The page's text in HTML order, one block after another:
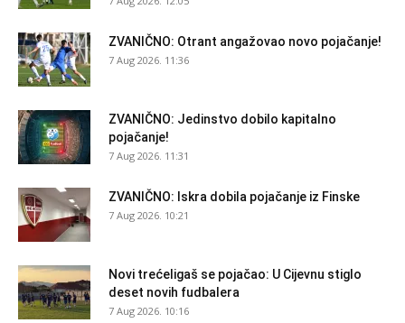
ZVANIČNO: Otrant angažovao novo pojačanje!
7 Aug 2026. 11:36
ZVANIČNO: Jedinstvo dobilo kapitalno
pojačanje!
7 Aug 2026. 11:31
ZVANIČNO: Iskra dobila pojačanje iz Finske
7 Aug 2026. 10:21
Novi trećeligaš se pojačao: U Cijevnu stiglo
deset novih fudbalera
7 Aug 2026. 10:16